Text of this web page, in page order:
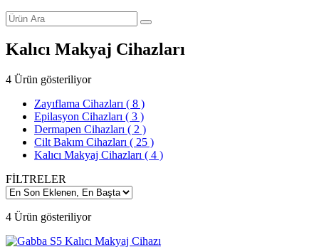
Kalıcı Makyaj Cihazları
4 Ürün gösteriliyor
Zayıflama Cihazları ( 8 )
Epilasyon Cihazları ( 3 )
Dermapen Cihazları ( 2 )
Cilt Bakım Cihazları ( 25 )
Kalıcı Makyaj Cihazları ( 4 )
FİLTRELER
4 Ürün gösteriliyor